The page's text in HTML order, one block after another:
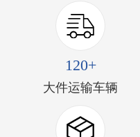
120+
大件运输车辆